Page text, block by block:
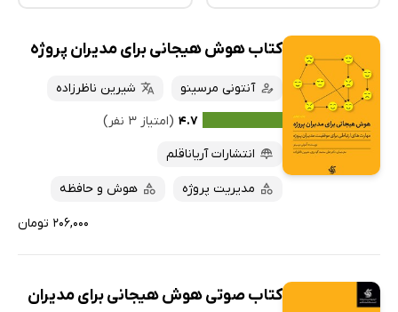
تازه‌ها
داغ‌ترین‌ها
پرفروش‌ها
پربحث‌ها
ارزان ترین‌ها
همه کتاب‌ها
کتاب‌های صوتی
کتاب‌های متنی
کتاب هوش هیجانی برای مدیران پروژه
آنتونی مرسینو
شیرین ناظرزاده
۴.۷ (امتیاز ۳ نفر)
انتشارات آریاناقلم
مدیریت پروژه هوش و حافظه
۲۰۶,۰۰۰ تومان
کتاب صوتی هوش هیجانی برای مدیران